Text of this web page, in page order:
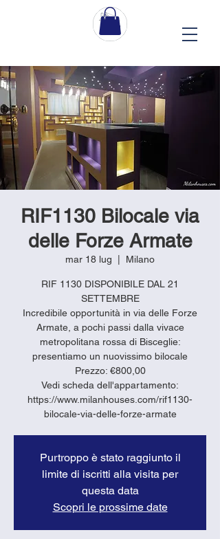
RIF1130 Bilocale via
delle Forze Armate
mar 18 lug Milano
RIF 1130 DISPONIBILE DAL 21
SETTEMBRE
Incredibile opportunità in via delle Forze
Armate, a pochi passi dalla vivace
metropolitana rossa di Bisceglie:
presentiamo un nuovissimo bilocale
Prezzo: €800,00
Vedi scheda dell'appartamento:
https://www.milanhouses.com/rif1130-
bilocale-via-delle-forze-armate
Purtroppo è stato raggiunto il
limite di iscritti alla visita per
questa data
Scopri le prossime date